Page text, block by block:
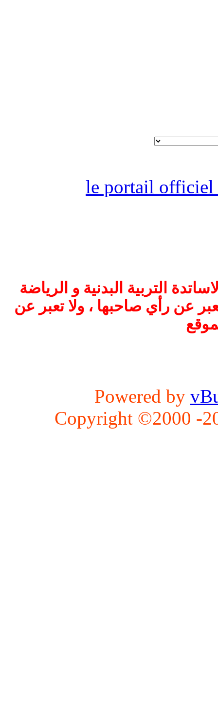
le portail officiel
التربية البدنية و الرياضة
عن رأي صاحبها ، ولا تعبر عن
Powered by
Copyright ©2000 -